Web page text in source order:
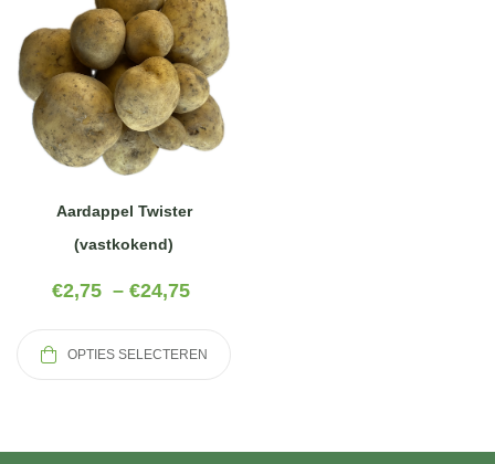
Aardappel Twister
(vastkokend)
€2,75 – €24,75
OPTIES SELECTEREN